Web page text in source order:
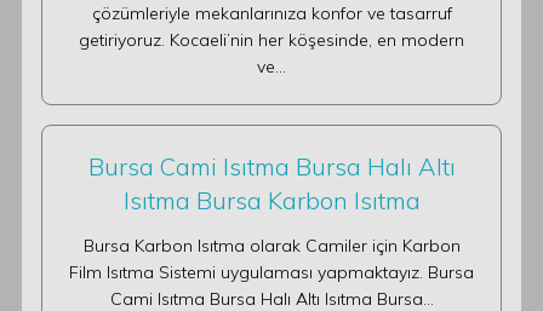
çözümleriyle mekanlarınıza konfor ve tasarruf
getiriyoruz. Kocaeli’nin her köşesinde, en modern
ve…
Bursa Cami Isıtma Bursa Halı Altı
Isıtma Bursa Karbon Isıtma
Bursa Karbon Isıtma olarak Camiler için Karbon
Film Isıtma Sistemi uygulaması yapmaktayız. Bursa
Cami Isıtma Bursa Halı Altı Isıtma Bursa…